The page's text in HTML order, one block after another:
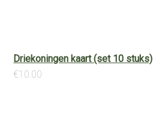
Driekoningen kaart (set 10 stuks)
€10.00